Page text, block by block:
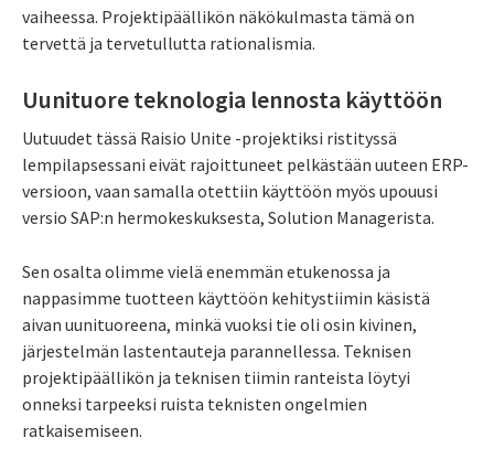
vaiheessa. Projektipäällikön näkökulmasta tämä on
tervettä ja tervetullutta rationalismia.
Uunituore teknologia lennosta käyttöön
Uutuudet tässä Raisio Unite -projektiksi ristityssä
lempilapsessani eivät rajoittuneet pelkästään uuteen ERP-
versioon, vaan samalla otettiin käyttöön myös upouusi
versio SAP:n hermokeskuksesta, Solution Managerista.
Sen osalta olimme vielä enemmän etukenossa ja
nappasimme tuotteen käyttöön kehitystiimin käsistä
aivan uunituoreena, minkä vuoksi tie oli osin kivinen,
järjestelmän lastentauteja parannellessa. Teknisen
projektipäällikön ja teknisen tiimin ranteista löytyi
onneksi tarpeeksi ruista teknisten ongelmien
ratkaisemiseen.